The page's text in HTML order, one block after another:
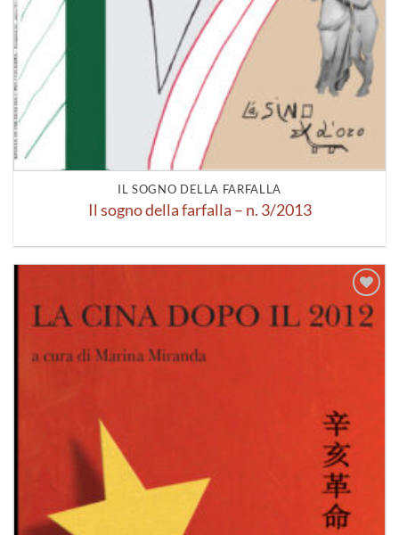
IL SOGNO DELLA FARFALLA
Il sogno della farfalla – n. 3/2013
Aggiungi
alla lista
dei